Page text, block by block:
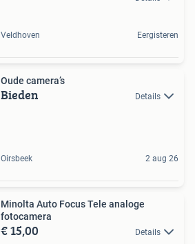
Veldhoven Eergisteren
Oude camera’s
Bieden Details
Oirsbeek 2 aug 26
Minolta Auto Focus Tele analoge
fotocamera
€ 15,00 Details